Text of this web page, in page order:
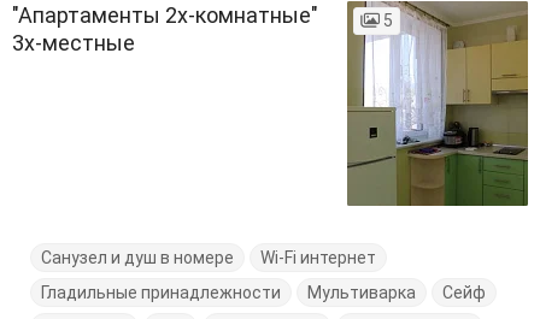
"Апартаменты 2х-комнатные"
3х-местные
5
Санузел и душ в номере
Wi-Fi интернет
Гладильные принадлежности
Мультиварка
Сейф